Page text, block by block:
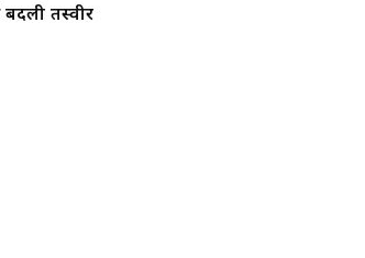
बदली तस्वीर